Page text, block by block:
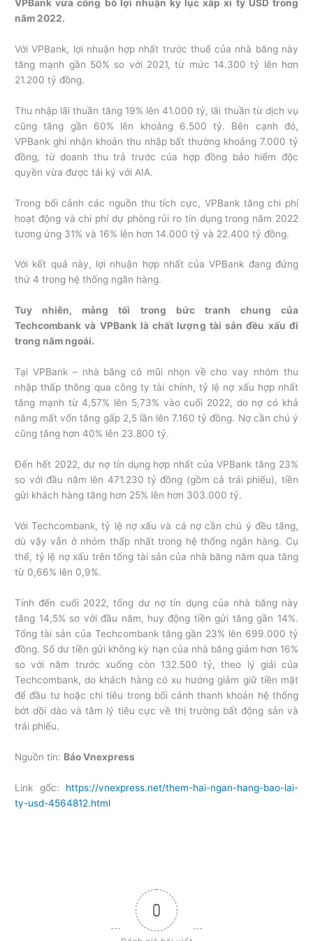
VPBank vừa công bố lợi nhuận kỷ lục xấp xỉ tỷ USD trong
năm 2022.
Với VPBank, lợi nhuận hợp nhất trước thuế của nhà băng này
tăng mạnh gần 50% so với 2021, từ mức 14.300 tỷ lên hơn
21.200 tỷ đồng.
Thu nhập lãi thuần tăng 19% lên 41.000 tỷ, lãi thuần từ dịch vụ
cũng tăng gần 60% lên khoảng 6.500 tỷ. Bên cạnh đó,
VPBank ghi nhận khoản thu nhập bất thường khoảng 7.000 tỷ
đồng, từ doanh thu trả trước của hợp đồng bảo hiểm độc
quyền vừa được tái ký với AIA.
Trong bối cảnh các nguồn thu tích cực, VPBank tăng chi phí
hoạt động và chi phí dự phòng rủi ro tín dụng trong năm 2022
tương ứng 31% và 16% lên hơn 14.000 tỷ và 22.400 tỷ đồng.
Với kết quả này, lợi nhuận hợp nhất của VPBank đang đứng
thứ 4 trong hệ thống ngân hàng.
Tuy nhiên, mảng tối trong bức tranh chung của
Techcombank và VPBank là chất lượng tài sản đều xấu đi
trong năm ngoái.
Tại VPBank – nhà băng có mũi nhọn về cho vay nhóm thu
nhập thấp thông qua công ty tài chính, tỷ lệ nợ xấu hợp nhất
tăng mạnh từ 4,57% lên 5,73% vào cuối 2022, do nợ có khả
năng mất vốn tăng gấp 2,5 lần lên 7.160 tỷ đồng. Nợ cần chú ý
cũng tăng hơn 40% lên 23.800 tỷ.
Đến hết 2022, dư nợ tín dụng hợp nhất của VPBank tăng 23%
so với đầu năm lên 471.230 tỷ đồng (gồm cả trái phiếu), tiền
gửi khách hàng tăng hơn 25% lên hơn 303.000 tỷ.
Với Techcombank, tỷ lệ nợ xấu và cả nợ cần chú ý đều tăng,
dù vậy vẫn ở nhóm thấp nhất trong hệ thống ngân hàng. Cụ
thể, tỷ lệ nợ xấu trên tổng tài sản của nhà băng năm qua tăng
từ 0,66% lên 0,9%.
Tính đến cuối 2022, tổng dư nợ tín dụng của nhà băng này
tăng 14,5% so với đầu năm, huy động tiền gửi tăng gần 14%.
Tổng tài sản của Techcombank tăng gần 23% lên 699.000 tỷ
đồng. Số dư tiền gửi không kỳ hạn của nhà băng giảm hơn 16%
so với năm trước xuống còn 132.500 tỷ, theo lý giải của
Techcombank, do khách hàng có xu hướng giảm giữ tiền mặt
để đầu tư hoặc chi tiêu trong bối cảnh thanh khoản hệ thống
bớt dồi dào và tâm lý tiêu cực về thị trường bất động sản và
trái phiếu.
Nguồn tin: Báo Vnexpress
Link gốc: https://vnexpress.net/them-hai-ngan-hang-bao-lai-
ty-usd-4564812.html
0